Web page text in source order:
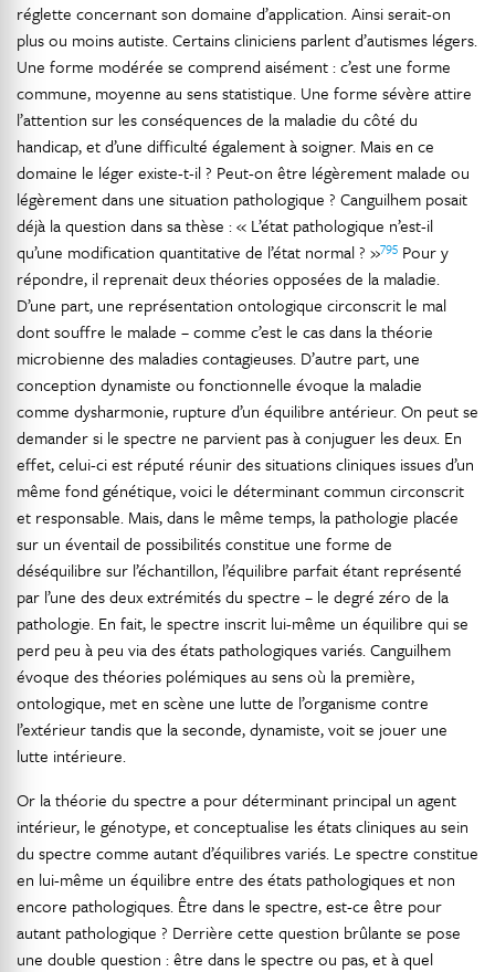
réglette concernant son domaine d’application. Ainsi serait-on
plus ou moins autiste. Certains cliniciens parlent d’autismes légers.
Une forme modérée se comprend aisément : c’est une forme
commune, moyenne au sens statistique. Une forme sévère attire
l’attention sur les conséquences de la maladie du côté du
handicap, et d’une difficulté également à soigner. Mais en ce
domaine le léger existe-t-il ? Peut-on être légèrement malade ou
légèrement dans une situation pathologique ? Canguilhem posait
déjà la question dans sa thèse : « L’état pathologique n’est-il
qu’une modification quantitative de l’état normal ? »795 Pour y
répondre, il reprenait deux théories opposées de la maladie.
D’une part, une représentation ontologique circonscrit le mal
dont souffre le malade – comme c’est le cas dans la théorie
microbienne des maladies contagieuses. D’autre part, une
conception dynamiste ou fonctionnelle évoque la maladie
comme dysharmonie, rupture d’un équilibre antérieur. On peut se
demander si le spectre ne parvient pas à conjuguer les deux. En
effet, celui-ci est réputé réunir des situations cliniques issues d’un
même fond génétique, voici le déterminant commun circonscrit
et responsable. Mais, dans le même temps, la pathologie placée
sur un éventail de possibilités constitue une forme de
déséquilibre sur l’échantillon, l’équilibre parfait étant représenté
par l’une des deux extrémités du spectre – le degré zéro de la
pathologie. En fait, le spectre inscrit lui-même un équilibre qui se
perd peu à peu via des états pathologiques variés. Canguilhem
évoque des théories polémiques au sens où la première,
ontologique, met en scène une lutte de l’organisme contre
l’extérieur tandis que la seconde, dynamiste, voit se jouer une
lutte intérieure.
Or la théorie du spectre a pour déterminant principal un agent
intérieur, le génotype, et conceptualise les états cliniques au sein
du spectre comme autant d’équilibres variés. Le spectre constitue
en lui-même un équilibre entre des états pathologiques et non
encore pathologiques. Être dans le spectre, est-ce être pour
autant pathologique ? Derrière cette question brûlante se pose
une double question : être dans le spectre ou pas, et à quel